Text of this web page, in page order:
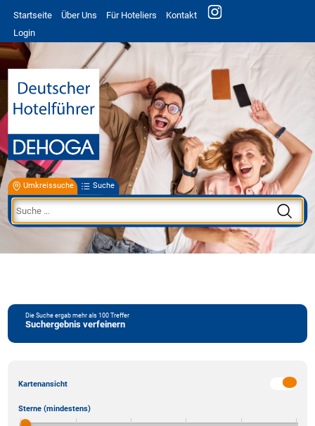
Startseite Über Uns Für Hoteliers
Kontakt
Login
Umkreissuche Suche
Die Suche ergab mehr als 100 Treffer
Suchergebnis verfeinern
Kartenansicht
Sterne (mindestens)